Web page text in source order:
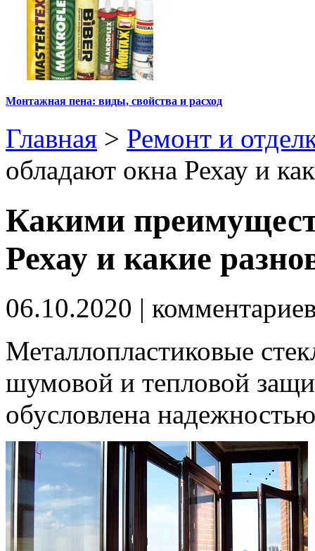
Монтажная пена: виды, свойства и расход
Главная > Ремонт и
обладают окна Рехау и
Какими
Рехау и какие
06.10.2020 |
Металлопластиковые
шумовой и тепловой
обусловлена